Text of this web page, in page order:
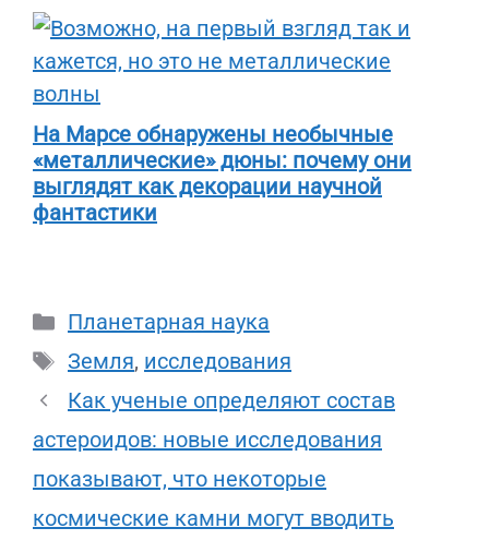
На Марсе обнаружены необычные
«металлические» дюны: почему они
выглядят как декорации научной
фантастики
Рубрики
Планетарная наука
Метки
Земля, исследования
Как ученые определяют состав
астероидов: новые исследования
показывают, что некоторые
космические камни могут вводить